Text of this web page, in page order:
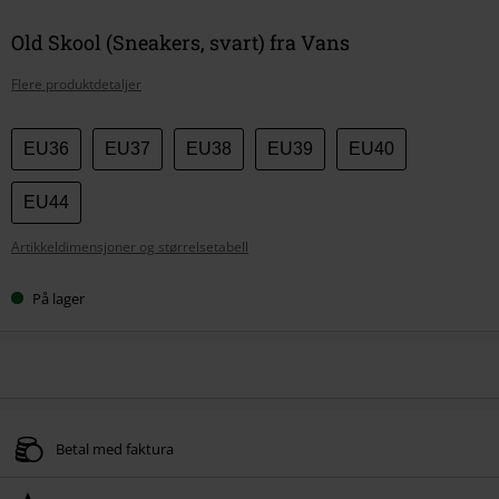
Old Skool (Sneakers, svart) fra Vans
Flere produktdetaljer
Velg
størrelse
EU36 EU37 EU38 EU39 EU40
EU44
Artikkeldimensjoner og størrelsetabell
På lager
Betal med faktura